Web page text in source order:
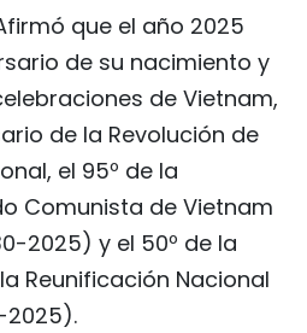
que el año 2025
de su nacimiento y
de Vietnam,
de la Revolución de
el 95º de la
Comunista de Vietnam
2025) y el 50º de la
Reunificación Nacional
2025).